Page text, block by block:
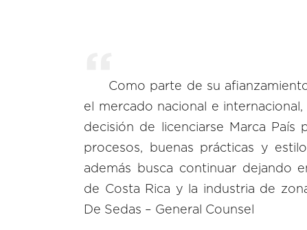
Como parte de su
el mercado nacional e
decisión de licenciarse Marca País
procesos, buenas prácticas y
además busca continuar dejando
de Costa Rica y la industria de
De Sedas – General Counsel